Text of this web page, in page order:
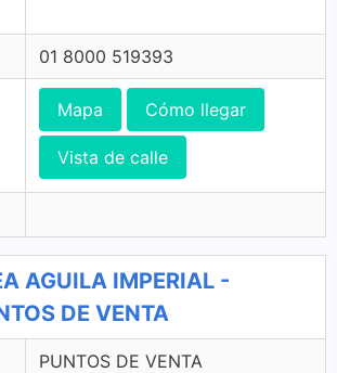
01 8000 519393
Mapa Cómo llegar
Vista de calle
AGUILA IMPERIAL -
DE VENTA
PUNTOS DE VENTA